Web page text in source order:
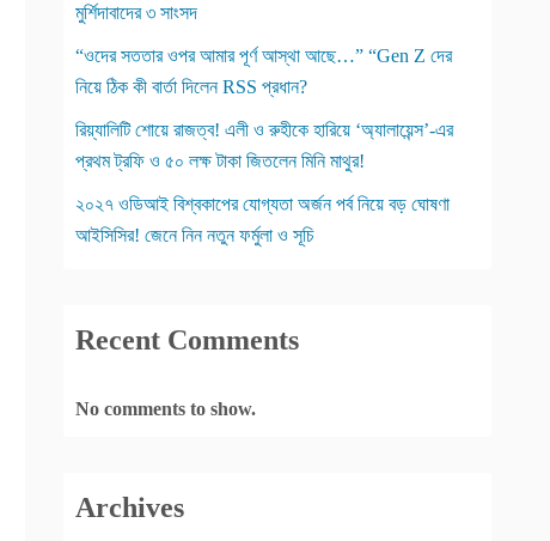
মুর্শিদাবাদের ৩ সাংসদ
“ওদের সততার ওপর আমার পূর্ণ আস্থা আছে…” “Gen Z দের
নিয়ে ঠিক কী বার্তা দিলেন RSS প্রধান?
রিয়্যালিটি শোয়ে রাজত্ব! এলী ও রুহীকে হারিয়ে ‘অ্যালায়েন্স’-এর
প্রথম ট্রফি ও ৫০ লক্ষ টাকা জিতলেন মিনি মাথুর!
২০২৭ ওডিআই বিশ্বকাপের যোগ্যতা অর্জন পর্ব নিয়ে বড় ঘোষণা
আইসিসির! জেনে নিন নতুন ফর্মুলা ও সূচি
Recent Comments
No comments to show.
Archives